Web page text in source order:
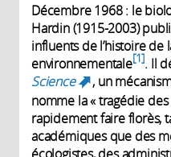
Décembre 1968 : le
Hardin (1915-2003)
influents de l’histoire de
environnementale 1 . Il
Science
(link is
, un
nomme la « tragédie
rapidement faire florès,
académiques que des
écologistes, des